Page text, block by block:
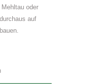
oder
auf